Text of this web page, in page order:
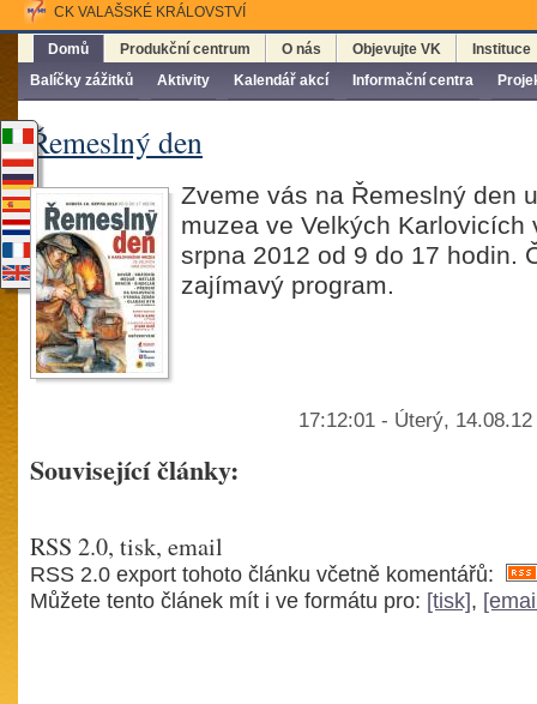
CK VALAŠSKÉ KRÁLOVSTVÍ
Domů
Balíčky zážitků
Aktivity Kalendář akcí Informační centra
Produkční centrum O nás Objevujte VK Instituce
Řemeslný den
Zveme vás na Řemeslný den
muzea ve Velkých Karlovicích
srpna 2012 od 9 do 17 hodin.
zajímavý program.
17:12:01 - Úterý,
Související články:
RSS 2.0, tisk, email
RSS 2.0 export tohoto článku včetně komentářů:
Můžete tento článek mít i ve formátu pro: [tisk],